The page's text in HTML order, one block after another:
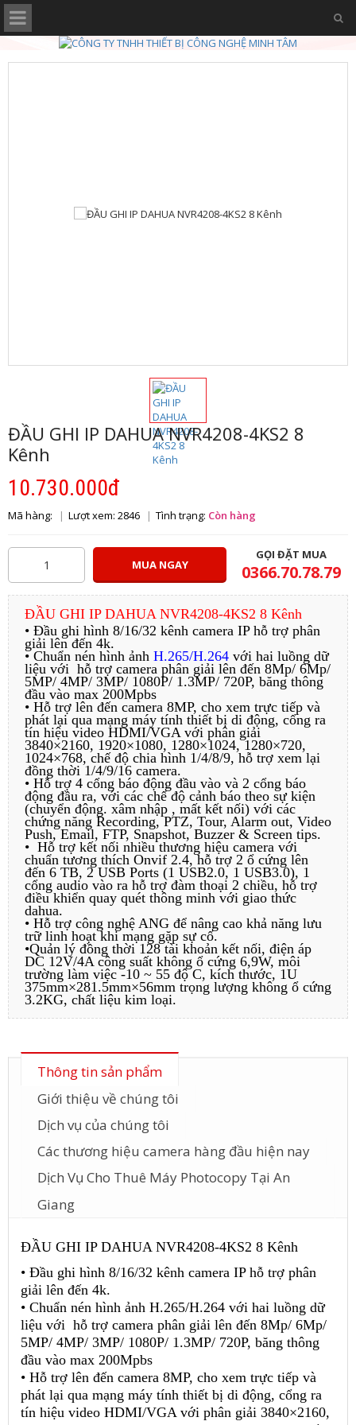
ĐẦU GHI IP DAHUA NVR4208-4KS2 8
Kênh
10.730.000đ
Mã hàng: Lượt xem: 2846 Tình trạng: Còn hàng
MUA NGAY
GỌI ĐẶT MUA
0366.70.78.79
ĐẦU GHI IP DAHUA NVR4208-4KS2 8 Kênh
• Đầu ghi hình 8/16/32 kênh camera IP hỗ trợ phân
giải lên đến 4k.
• Chuẩn nén hình ảnh H.265/H.264 với hai luồng dữ
liệu với hỗ trợ camera phân giải lên đến 8Mp/ 6Mp/
5MP/ 4MP/ 3MP/ 1080P/ 1.3MP/ 720P, băng thông
đầu vào max 200Mpbs
• Hỗ trợ lên đến camera 8MP, cho xem trực tiếp và
phát lại qua mạng máy tính thiết bị di động, cổng ra
tín hiệu video HDMI/VGA với phân giải
3840×2160, 1920×1080, 1280×1024, 1280×720,
1024×768, chế độ chia hình 1/4/8/9, hỗ trợ xem lại
đồng thời 1/4/9/16 camera.
• Hỗ trợ 4 cổng báo động đầu vào và 2 cổng báo
động đầu ra, với các chế độ cảnh báo theo sự kiện
(chuyển động. xâm nhập , mất kết nối) với các
chứng năng Recording, PTZ, Tour, Alarm out, Video
Push, Email, FTP, Snapshot, Buzzer & Screen tips.
• Hỗ trợ kết nối nhiều thương hiệu camera với
chuẩn tương thích Onvif 2.4, hỗ trợ 2 ổ cứng lên
đến 6 TB, 2 USB Ports (1 USB2.0, 1 USB3.0), 1
cổng audio vào ra hỗ trợ đàm thoại 2 chiều, hỗ trợ
điều khiển quay quét thông minh với giao thức
dahua.
• Hỗ trợ công nghệ ANG để nâng cao khả năng lưu
trữ linh hoạt khi mạng gặp sự cố.
•Quản lý đồng thời 128 tài khoản kết nối, điện áp
DC 12V/4A công suất không ổ cứng 6,9W, môi
trường làm việc -10 ~ 55 độ C, kích thước, 1U
375mm×281.5mm×56mm trọng lượng không ổ cứng
3.2KG, chất liệu kim loại.
Thông tin sản phẩm
Giới thiệu về chúng tôi
Dịch vụ của chúng tôi
Các thương hiệu camera hàng đầu hiện nay
Dịch Vụ Cho Thuê Máy Photocopy Tại An
Giang
ĐẦU GHI IP DAHUA NVR4208-4KS2 8 Kênh
• Đầu ghi hình 8/16/32 kênh camera IP hỗ trợ phân
giải lên đến 4k.
• Chuẩn nén hình ảnh H.265/H.264 với hai luồng dữ
liệu với hỗ trợ camera phân giải lên đến 8Mp/ 6Mp/
5MP/ 4MP/ 3MP/ 1080P/ 1.3MP/ 720P, băng thông
đầu vào max 200Mpbs
• Hỗ trợ lên đến camera 8MP, cho xem trực tiếp và
phát lại qua mạng máy tính thiết bị di động, cổng ra
tín hiệu video HDMI/VGA với phân giải 3840×2160,